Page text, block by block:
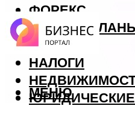
ФОРЕКС
БИЗНЕС
КРЕДИТЫ
НАЛОГИ
МЕНЮ